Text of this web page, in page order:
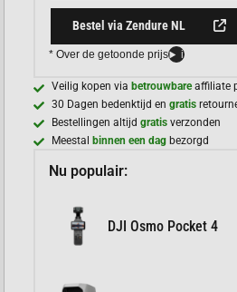
Bestel via Zendure NL
* Over de getoonde prijs i
Veilig kopen via betrouwbareaffiliate
30 Dagen bedenktijd engratis
Bestellingen altijdgratisverzonden
Meestal
binnen een dag bezorgd
Nu populair:
DJI Osmo Pocket 4